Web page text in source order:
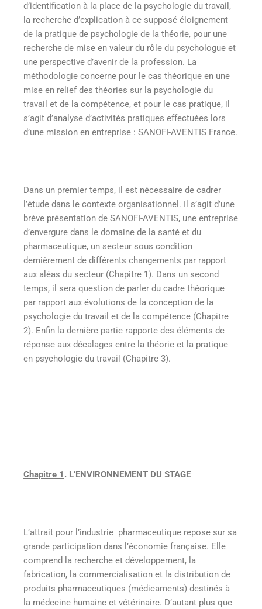
d’identification à la place de la psychologie du travail,
la recherche d’explication à ce supposé éloignement
de la pratique de psychologie de la théorie, pour une
recherche de mise en valeur du rôle du psychologue et
une perspective d’avenir de la profession. La
méthodologie concerne pour le cas théorique en une
mise en relief des théories sur la psychologie du
travail et de la compétence, et pour le cas pratique, il
s’agit d’analyse d’activités pratiques effectuées lors
d’une mission en entreprise : SANOFI-AVENTIS France.
Dans un premier temps, il est nécessaire de cadrer
l’étude dans le contexte organisationnel. Il s’agit d’une
brève présentation de SANOFI-AVENTIS, une entreprise
d’envergure dans le domaine de la santé et du
pharmaceutique, un secteur sous condition
dernièrement de différents changements par rapport
aux aléas du secteur (Chapitre 1). Dans un second
temps, il sera question de parler du cadre théorique
par rapport aux évolutions de la conception de la
psychologie du travail et de la compétence (Chapitre
2). Enfin la dernière partie rapporte des éléments de
réponse aux décalages entre la théorie et la pratique
en psychologie du travail (Chapitre 3).
Chapitre 1 . L’ENVIRONNEMENT DU STAGE
L’attrait pour l’industrie pharmaceutique repose sur sa
grande participation dans l’économie française. Elle
comprend la recherche et développement, la
fabrication, la commercialisation et la distribution de
produits pharmaceutiques (médicaments) destinés à
la médecine humaine et vétérinaire. D’autant plus que